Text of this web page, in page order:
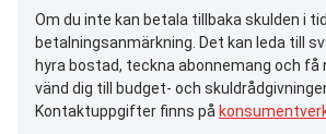
Om du inte kan betala tillbaka skulden i
betalningsanmärkning. Det kan leda till
hyra bostad, teckna abonnemang och få
vänd dig till budget- och
Kontaktuppgifter finns på